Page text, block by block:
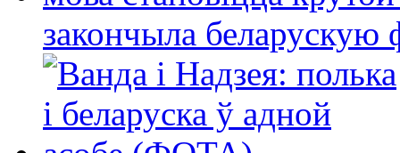
закончыла беларускую